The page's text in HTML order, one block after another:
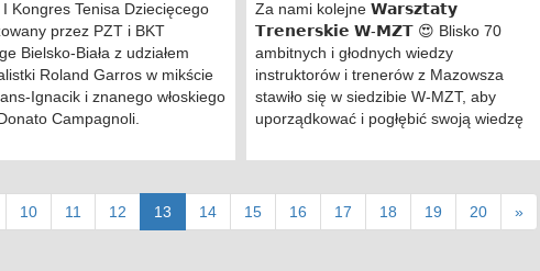
Kongres Tenisa Dziecięcego
przez PZT i BKT
Bielsko-Biała z udziałem
Roland Garros w mikście
Ignacik i znanego włoskiego
Campagnoli.
Za nami kolejne 𝗪𝗮𝗿𝘀𝘇𝘁𝗮𝘁𝘆
𝗧𝗿𝗲𝗻𝗲𝗿𝘀𝗸𝗶𝗲 𝗪-𝗠𝗭𝗧 😍 Blisko 70
ambitnych i głodnych wiedzy
instruktorów i trenerów z Mazowsza
stawiło się w siedzibie W-MZT, aby
uporządkować i pogłębić swoją wiedzę
10 11 12 13(current)
14 15 16 17 18 19 20 »